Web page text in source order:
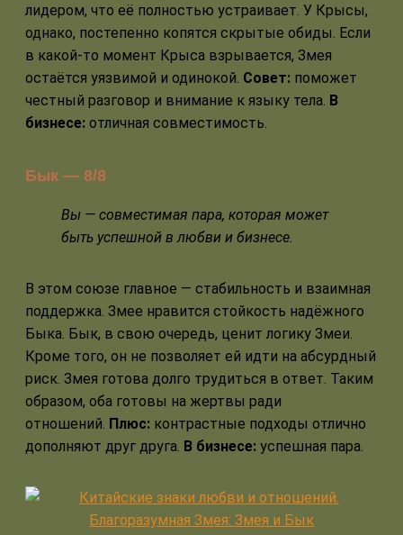
лидером, что её полностью устраивает. У Крысы,
однако, постепенно копятся скрытые обиды. Если
в какой-то момент Крыса взрывается, Змея
остаётся уязвимой и одинокой. Совет: поможет
честный разговор и внимание к языку тела. В
бизнесе: отличная совместимость.
Бык — 8/8
Вы — совместимая пара, которая может
быть успешной в любви и бизнесе.
В этом союзе главное — стабильность и взаимная
поддержка. Змее нравится стойкость надёжного
Быка. Бык, в свою очередь, ценит логику Змеи.
Кроме того, он не позволяет ей идти на абсурдный
риск. Змея готова долго трудиться в ответ. Таким
образом, оба готовы на жертвы ради
отношений. Плюс: контрастные подходы отлично
дополняют друг друга. В бизнесе: успешная пара.